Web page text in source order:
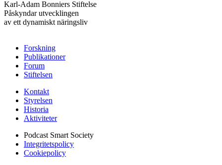
Karl-Adam Bonniers Stiftelse
Påskyndar utvecklingen
av ett dynamiskt näringsliv
Forskning
Publikationer
Forum
Stiftelsen
Kontakt
Styrelsen
Historia
Aktiviteter
Podcast Smart Society
Integritetspolicy
Cookiepolicy